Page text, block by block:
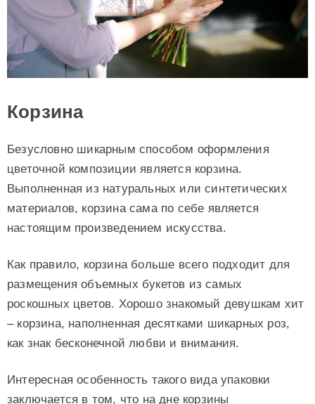
Корзина
Безусловно шикарным способом оформления
цветочной композиции является корзина.
Выполненная из натуральных или синтетических
материалов, корзина сама по себе является
настоящим произведением искусства.
Как правило, корзина больше всего подходит для
размещения объемных букетов из самых
роскошных цветов. Хорошо знакомый девушкам хит
– корзина, наполненная десятками шикарных роз,
как знак бесконечной любви и внимания.
Интересная особенность такого вида упаковки
заключается в том, что на дне корзины